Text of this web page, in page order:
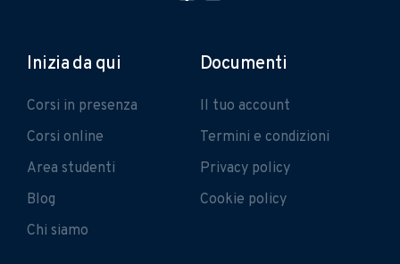
Inizia da qui
Corsi in presenza
Corsi online
Area studenti
Blog
Chi siamo
Documenti
Il tuo account
Termini e condizioni
Privacy policy
Cookie policy